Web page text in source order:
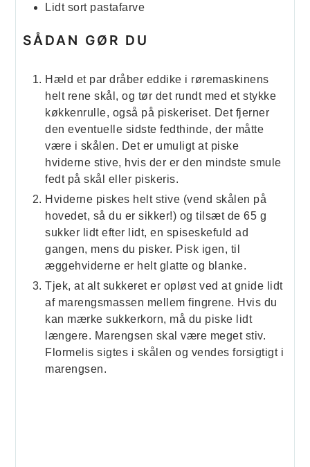
Lidt sort pastafarve
SÅDAN GØR DU
Hæld et par dråber eddike i røremaskinens
helt rene skål, og tør det rundt med et stykke
køkkenrulle, også på piskeriset. Det fjerner
den eventuelle sidste fedthinde, der måtte
være i skålen. Det er umuligt at piske
hviderne stive, hvis der er den mindste smule
fedt på skål eller piskeris.
Hviderne piskes helt stive (vend skålen på
hovedet, så du er sikker!) og tilsæt de 65 g
sukker lidt efter lidt, en spiseskefuld ad
gangen, mens du pisker. Pisk igen, til
æggehviderne er helt glatte og blanke.
Tjek, at alt sukkeret er opløst ved at gnide lidt
af marengsmassen mellem fingrene. Hvis du
kan mærke sukkerkorn, må du piske lidt
længere. Marengsen skal være meget stiv.
Flormelis sigtes i skålen og vendes forsigtigt i
marengsen.